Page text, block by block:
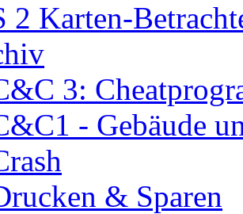
2 Karten-
3:
- Gebäude
& Sparen